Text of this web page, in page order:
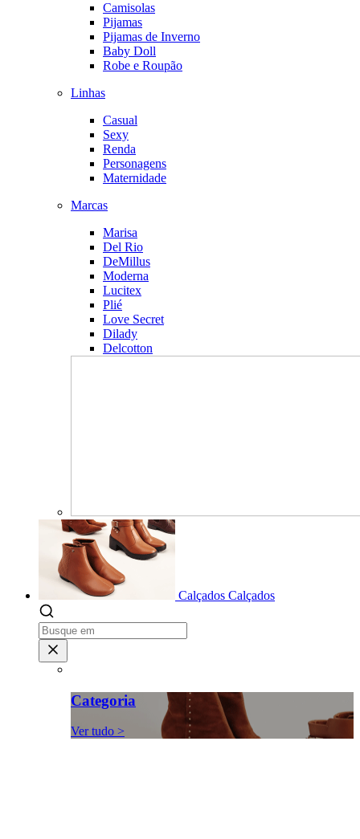
Camisolas
Pijamas
Pijamas de Inverno
Baby Doll
Robe e Roupão
Linhas
Casual
Sexy
Renda
Personagens
Maternidade
Marcas
Marisa
Del Rio
DeMillus
Moderna
Lucitex
Plié
Love Secret
Dilady
Delcotton
Calçados Calçados
Categoria
Ver tudo >